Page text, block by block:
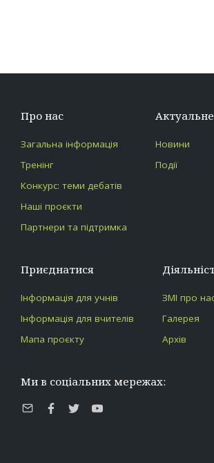
Про нас
Загальна інформація
Тренінг
Конкурс: теми дебатів
Наші проєкти
Партнери та підтримка
Актуальне
Новини
Події
Приєднатися
Інформація для учнів
Інформація для вчителів
Мапа проєкту
ЗМІ про
Галерея
Архів
Ми в соціальних мережах:
E-
Facebook
TwitterYoutube